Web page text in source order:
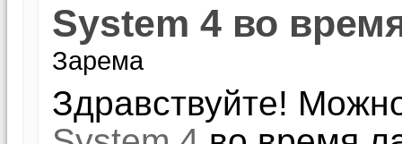
System 4 во
Зарема
Здравствуйте!